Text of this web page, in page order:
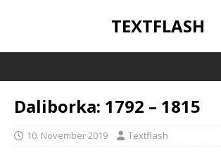
TEXTFLASH
Daliborka: 1792 – 1815
10. November 2019 Textflash